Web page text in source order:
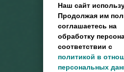
Наш сайт
Продолжая им
соглашаетесь на
обработку
соответствии с
политикой в
персональных